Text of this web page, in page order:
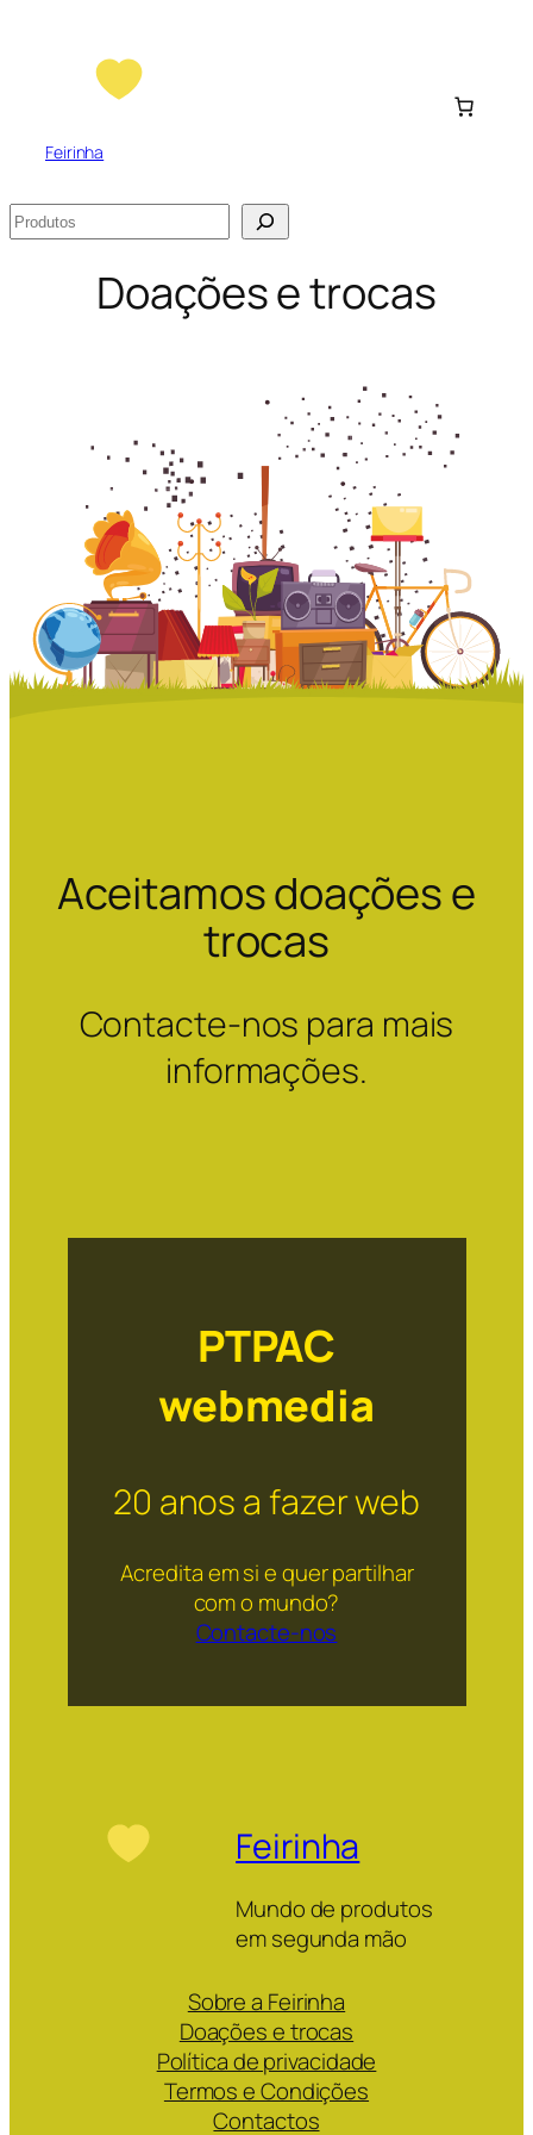
Feirinha
Pesquisar
Doações e trocas
Aceitamos doações e
trocas
Contacte-nos para mais
informações.
PTPAC
webmedia
20 anos a fazer web
Acredita em si e quer partilhar
com o mundo?
Contacte-nos
Feirinha
Mundo de produtos
em segunda mão
Sobre a Feirinha
Doações e trocas
Política de privacidade
Termos e Condições
Contactos